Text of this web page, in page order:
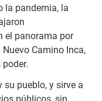
la pandemia, la
el panorama por
Camino Inca,
pueblo, y sirve a